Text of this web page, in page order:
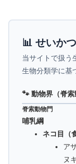
📊 せいか
当サイトで扱う
生物分類学に基
🐾 動物界（脊索
脊索動物門
哺乳綱
ネコ目（
ア
ヌ